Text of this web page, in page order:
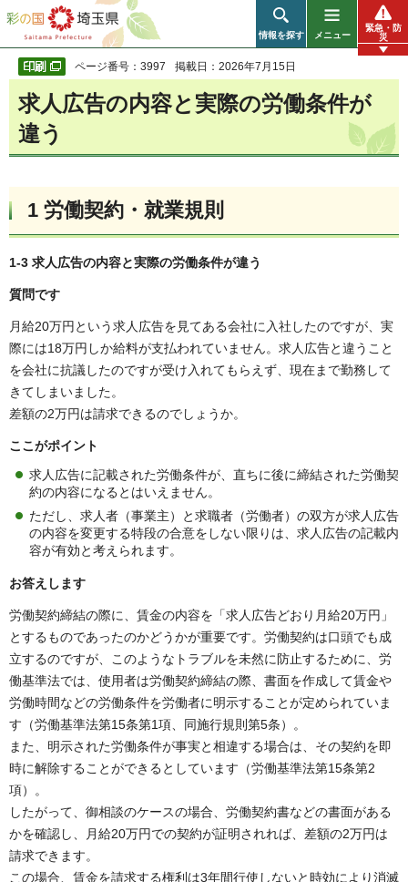
彩の国 埼玉県
情報を探す メニュー
緊急・防
災
ページ番号：3997 掲載日：2026年7月15日
求人広告の内容と実際の労働条件が
違う
1 労働契約・就業規則
1-3 求人広告の内容と実際の労働条件が違う
質問です
月給20万円という求人広告を見てある会社に入社したのですが、実
際には18万円しか給料が支払われていません。求人広告と違うこと
を会社に抗議したのですが受け入れてもらえず、現在まで勤務して
きてしまいました。
差額の2万円は請求できるのでしょうか。
ここがポイント
求人広告に記載された労働条件が、直ちに後に締結された労働契
約の内容になるとはいえません。
ただし、求人者（事業主）と求職者（労働者）の双方が求人広告
の内容を変更する特段の合意をしない限りは、求人広告の記載内
容が有効と考えられます。
お答えします
労働契約締結の際に、賃金の内容を「求人広告どおり月給20万円」
とするものであったのかどうかが重要です。労働契約は口頭でも成
立するのですが、このようなトラブルを未然に防止するために、労
働基準法では、使用者は労働契約締結の際、書面を作成して賃金や
労働時間などの労働条件を労働者に明示することが定められていま
す（労働基準法第15条第1項、同施行規則第5条）。
また、明示された労働条件が事実と相違する場合は、その契約を即
時に解除することができるとしています（労働基準法第15条第2
項）。
したがって、御相談のケースの場合、労働契約書などの書面がある
かを確認し、月給20万円での契約が証明されれば、差額の2万円は
請求できます。
この場合、賃金を請求する権利は3年間行使しないと時効により消滅